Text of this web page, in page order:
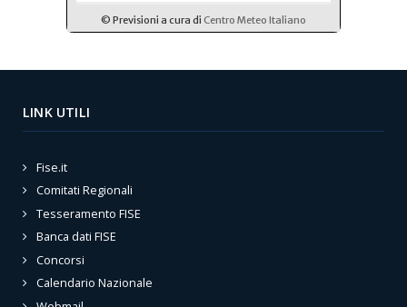
LINK UTILI
Fise.it
Comitati Regionali
Tesseramento FISE
Banca dati FISE
Concorsi
Calendario Nazionale